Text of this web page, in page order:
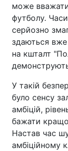
може
футболу.
серйозно
здаються вже
на кшталт
У такій
було сенсу
амбіцій,
бажати
Настав час
амбіційному